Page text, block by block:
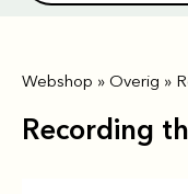
Webshop » Overig »
Recording